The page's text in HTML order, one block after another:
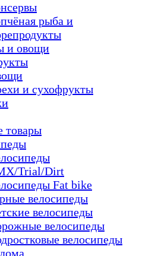
рыба и
и овощи
и сухофрукты
товары
Trial/Dirt
Fat bike
велосипеды
велосипеды
велосипеды
велосипеды